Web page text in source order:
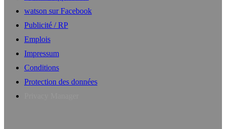
watson sur Facebook
Publicité / RP
Emplois
Impressum
Conditions
Protection des données